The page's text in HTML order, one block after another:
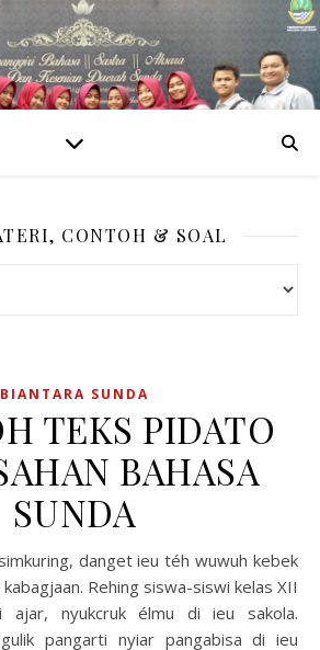
CONTOH & SOAL
BIANTARA SUNDA
TEKS PIDATO
BAHASA
SUNDA
Rehing siswa-siswi kelas XII
ajar, nyukcruk élmu di ieu sakola.
pangarti nyiar pangabisa di ieu